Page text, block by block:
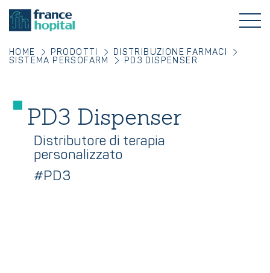
HOME PRODOTTI
DISTRIBUZIONE FARMACI
SISTEMA PERSOFARM
PD3 DISPENSER
PD3 Dispenser
Distributore di terapia
personalizzato
#PD3